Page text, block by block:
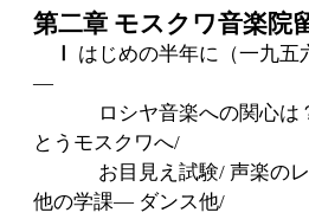
第二章 モスクワ音楽院
Ⅰ
はじめの半年に（一九五
―
ロシヤ音楽への関心は？ /
とうモスクワへ/
お目見え試験/ 声楽のレッ
他の学課― ダンス他/